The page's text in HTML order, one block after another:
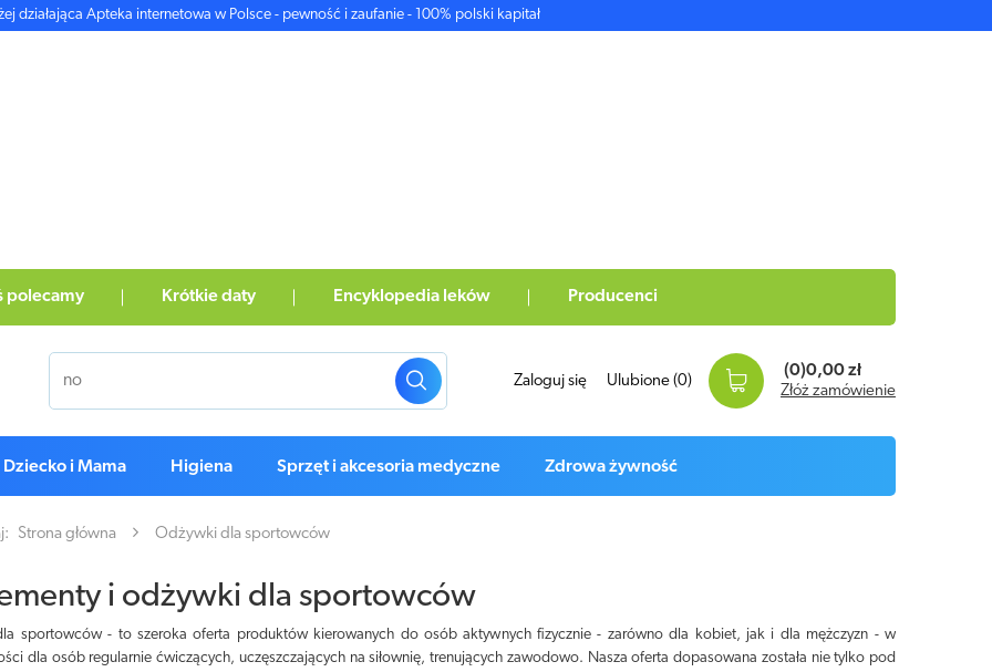
działająca Apteka internetowa w Polsce - pewność i zaufanie - 100% polski kapitał
polecamy Krótkie daty Encyklopedia leków Producenci
Zaloguj się Ulubione (0)
(0)0,00 zł
Złóż zamówienie
Dziecko i Mama Higiena Sprzęt i akcesoria medyczne Zdrowa żywność
Strona główna Odżywki dla sportowców
i odżywki dla sportowców
sportowców - to szeroka oferta produktów kierowanych do osób aktywnych fizycznie - zarówno dla kobiet, jak i dla mężczyzn - w
dla osób regularnie ćwiczących, uczęszczających na siłownię, trenujących zawodowo. Nasza oferta dopasowana została nie tylko pod